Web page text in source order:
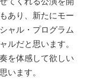
あり、新たにモー
ャル・プログラム
ルだと思います。
を体感して欲しい
います。